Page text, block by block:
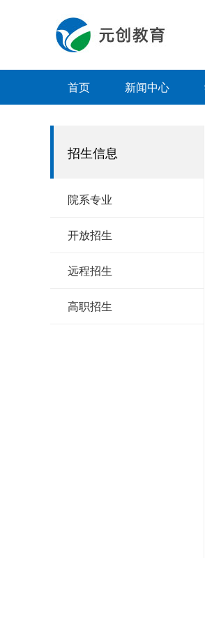
首页 新闻中心
招生信息
院系专业
开放招生
远程招生
高职招生